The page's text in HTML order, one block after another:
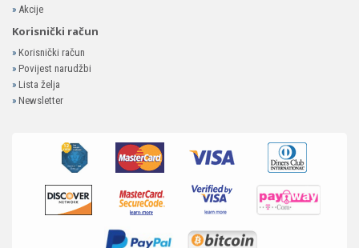
» Akcije
Korisnički račun
» Korisnički račun
» Povijest narudžbi
» Lista želja
» Newsletter